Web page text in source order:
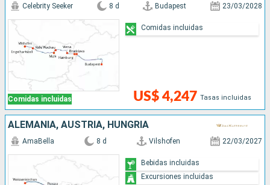
Comidas incluidas
Celebrity Seeker 8 d Budapest 23/03/2028
US$ 4,247 Tasas incluidas
Comidas incluidas
ALEMANIA, AUSTRIA, HUNGRÍA
AmaBella 8 d Vilshofen 22/03/2027
Bebidas incluidas
Excursiones incluidas